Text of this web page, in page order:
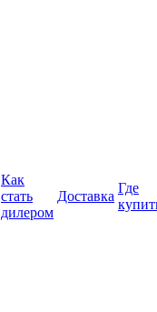
Как
стать
дилером
Доставка
Где